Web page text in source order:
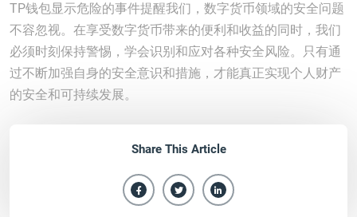
TP钱包显示危险的事件提醒我们，数字货币领域的安全问题
不容忽视。在享受数字货币带来的便利和收益的同时，我们
必须时刻保持警惕，学会识别和应对各种安全风险。只有通
过不断加强自身的安全意识和措施，才能真正实现个人财产
的安全和可持续发展。
Share This Article